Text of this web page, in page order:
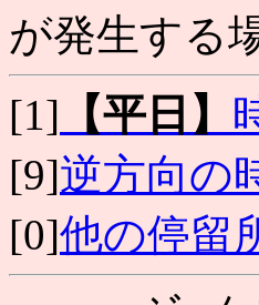
が発生する
[1] 【平日】
[9]逆方向の
[0]他の停留